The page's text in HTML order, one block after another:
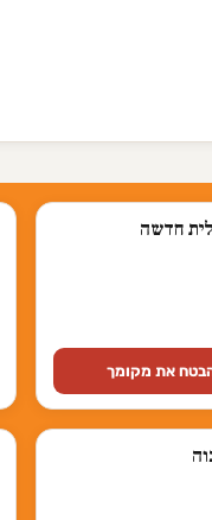
חדשה
את מקומך